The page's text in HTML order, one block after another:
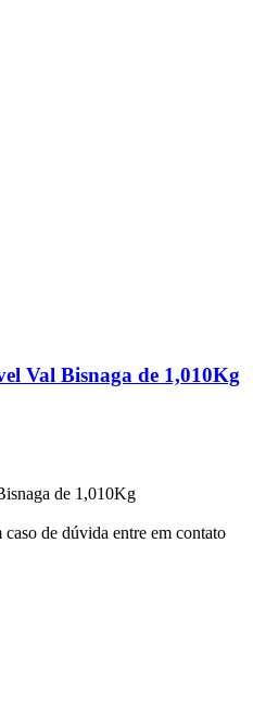
Val Bisnaga de 1,010Kg
de 1,010Kg
de dúvida entre em contato